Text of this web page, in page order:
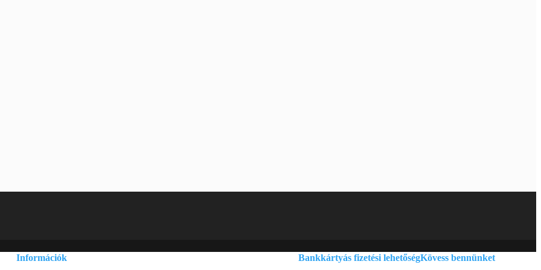
Információk Bankkártyás fizetési lehetőségKövess bennünket